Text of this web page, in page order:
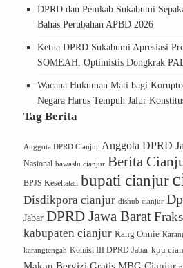
DPRD dan Pemkab Sukabumi
Bahas Perubahan APBD 2026
Ketua DPRD Sukabumi Apresiasi
SOMEAH, Optimistis Dongkrak
Wacana Hukuman Mati bagi
Negara Harus Tempuh Jalur
Tag Berita
Anggota DPRD Cianjur Anggota DPRD
Nasional bawaslu cianjur Berita
BPJS Kesehatan bupati cianjur
Disdikpora cianjur dishub cianjur
Jabar DPRD Jawa Barat
kabupaten cianjur Kang Onnie
karangtengah Komisi III DPRD Jabar kpu